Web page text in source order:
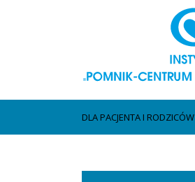
DLA PACJENTA I RODZICÓW